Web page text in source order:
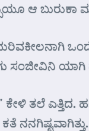
ಆ
ಯಾಗಿ
ಕೇಳಿ ತಲೆ
ಕತೆ